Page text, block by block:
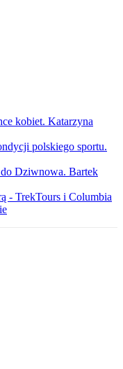
kobiet. Katarzyna
polskiego sportu.
Dziwnowa. Bartek
- TrekTours i Columbia